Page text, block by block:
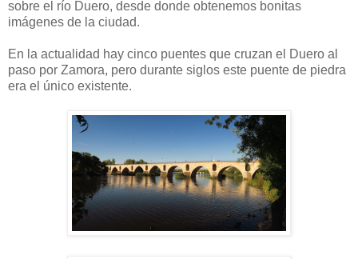
sobre el río Duero, desde donde obtenemos bonitas
imágenes de la ciudad.
En la actualidad hay cinco puentes que cruzan el Duero al
paso por Zamora, pero durante siglos este puente de piedra
era el único existente.